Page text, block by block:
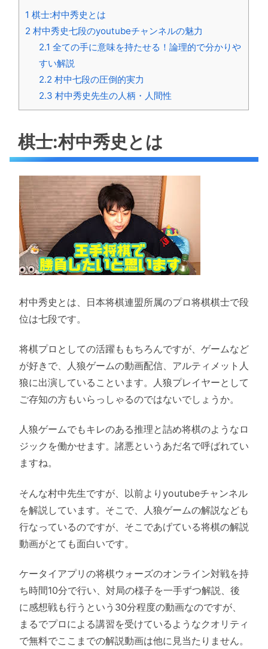
1 棋士:村中秀史とは
2 村中秀史七段のyoutubeチャンネルの魅力
2.1 全ての手に意味を持たせる！論理的で分かりや
すい解説
2.2 村中七段の圧倒的実力
2.3 村中秀史先生の人柄・人間性
棋士:村中秀史とは
村中秀史とは、日本将棋連盟所属のプロ将棋棋士で段
位は七段です。
将棋プロとしての活躍ももちろんですが、ゲームなど
が好きで、人狼ゲームの動画配信、アルティメット人
狼に出演していることいます。人狼プレイヤーとして
ご存知の方もいらっしゃるのではないでしょうか。
人狼ゲームでもキレのある推理と詰め将棋のようなロ
ジックを働かせます。諸悪というあだ名で呼ばれてい
ますね。
そんな村中先生ですが、以前よりyoutubeチャンネル
を解説しています。そこで、人狼ゲームの解説なども
行なっているのですが、そこであげている将棋の解説
動画がとても面白いです。
ケータイアプリの将棋ウォーズのオンライン対戦を持
ち時間10分で行い、対局の様子を一手ずつ解説、後
に感想戦も行うという30分程度の動画なのですが、
まるでプロによる講習を受けているようなクオリティ
で無料でここまでの解説動画は他に見当たりません。